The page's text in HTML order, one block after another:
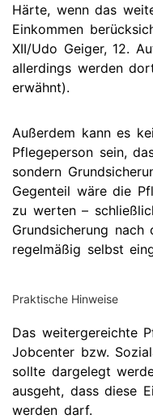
Härte, wenn das
Einkommen
XII/Udo Geiger, 12.
allerdings werden
erwähnt).
Außerdem kann es
Pflegeperson sein,
sondern
Gegenteil wäre die
zu werten –
Grundsicherung nach
regelmäßig selbst
Praktische Hinweise
Das weitergereichte
Jobcenter bzw.
sollte dargelegt
ausgeht, dass diese
werden darf.